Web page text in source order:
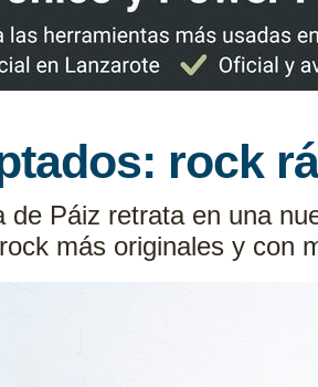
rock
de Páiz retrata en una
más originales y con